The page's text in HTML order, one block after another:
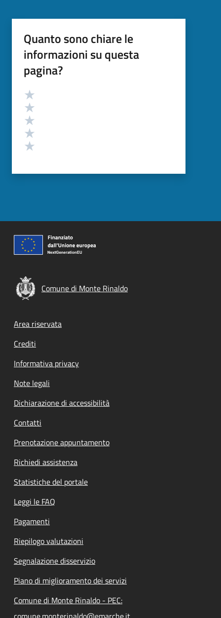
Quanto sono chiare le
informazioni su questa
pagina?
Valutazione
Comune di Monte Rinaldo
Footer menu
Area riservata
Crediti
Informativa privacy
Note legali
Dichiarazione di accessibilità
Contatti
Prenotazione appuntamento
Richiedi assistenza
Statistiche del portale
Leggi le FAQ
Pagamenti
Riepilogo valutazioni
Segnalazione disservizio
Piano di miglioramento dei servizi
Comune di Monte Rinaldo - PEC: